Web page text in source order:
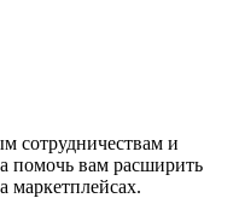
сотрудничествам и
помочь вам расширить
маркетплейсах.